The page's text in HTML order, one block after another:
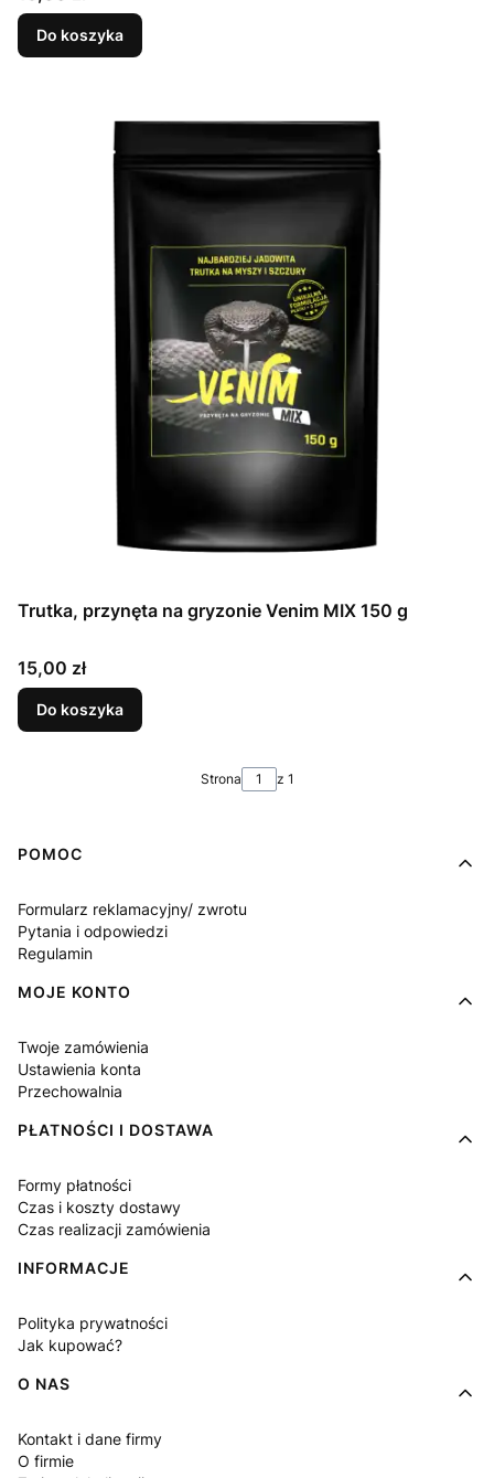
Do koszyka
Trutka, przynęta na gryzonie Venim MIX 150 g
Cena
15,00 zł
Do koszyka
Strona z 1
Linki w stopce
POMOC
Formularz reklamacyjny/ zwrotu
Pytania i odpowiedzi
Regulamin
MOJE KONTO
Twoje zamówienia
Ustawienia konta
Przechowalnia
PŁATNOŚCI I DOSTAWA
Formy płatności
Czas i koszty dostawy
Czas realizacji zamówienia
INFORMACJE
Polityka prywatności
Jak kupować?
O NAS
Kontakt i dane firmy
O firmie